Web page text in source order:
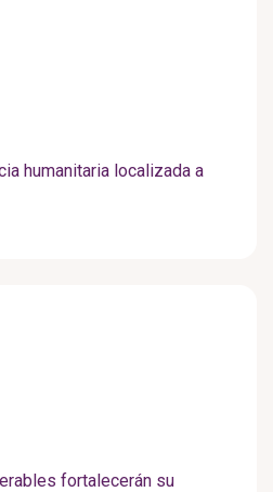
humanitaria localizada a
fortalecerán su